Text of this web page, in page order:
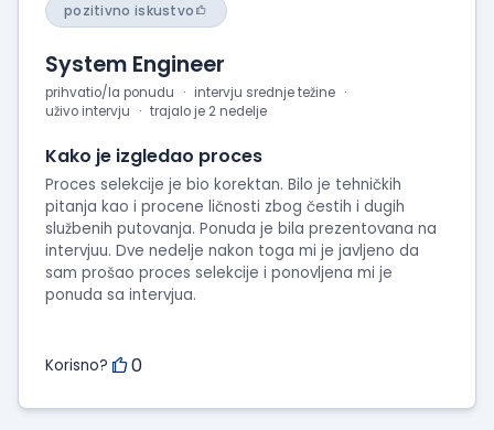
pozitivno iskustvo
System Engineer
prihvatio/la ponudu
intervju srednje težine
uživo intervju
trajalo je 2 nedelje
Kako je izgledao proces
Proces selekcije je bio korektan. Bilo je tehničkih
pitanja kao i procene ličnosti zbog čestih i dugih
službenih putovanja. Ponuda je bila prezentovana na
intervjuu. Dve nedelje nakon toga mi je javljeno da
sam prošao proces selekcije i ponovljena mi je
ponuda sa intervjua.
Korisno? 0